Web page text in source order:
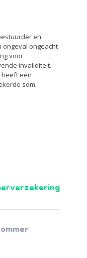
en
ongeacht
voor
invaliditeit.
een
som.